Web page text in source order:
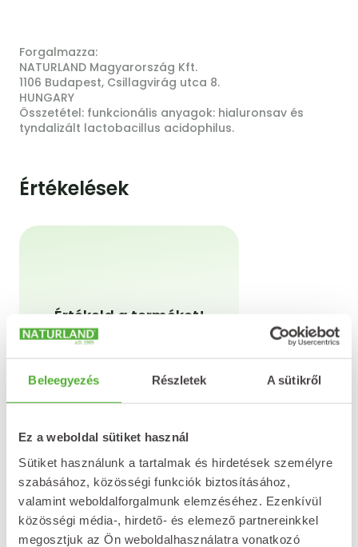
Beleegyezés Részletek A sütikről
Ez a weboldal sütiket használ
Sütiket használunk a tartalmak és hirdetések személyre
szabásához, közösségi funkciók biztosításához,
valamint weboldalforgalmunk elemzéséhez. Ezenkívül
közösségi média-, hirdető- és elemező partnereinkkel
megosztjuk az Ön weboldalhasználatra vonatkozó
Forgalmazza:
NATURLAND Magyarország Kft.
1106 Budapest, Csillagvirág utca 8.
HUNGARY
Összetétel: funkcionális anyagok: hialuronsav és
tyndalizált lactobacillus acidophilus.
Értékelések
Értékeld a terméket!
Azt a terméket tudod
Értékelést írok